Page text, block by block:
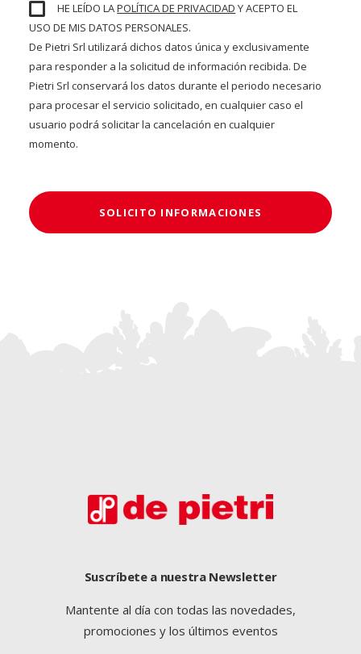
HE LEÍDO LAPOLÍTICA DE PRIVACIDAD Y ACEPTO EL
USO DE MIS DATOS PERSONALES.
De Pietri Srl utilizará dichos datos única y exclusivamente
para responder a la solicitud de información recibida. De
Pietri Srl conservará los datos durante el periodo necesario
para procesar el servicio solicitado, en cualquier caso el
usuario podrá solicitar la cancelación en cualquier
momento.
Suscríbete a nuestra Newsletter
Mantente al día con todas las novedades,
promociones y los últimos eventos